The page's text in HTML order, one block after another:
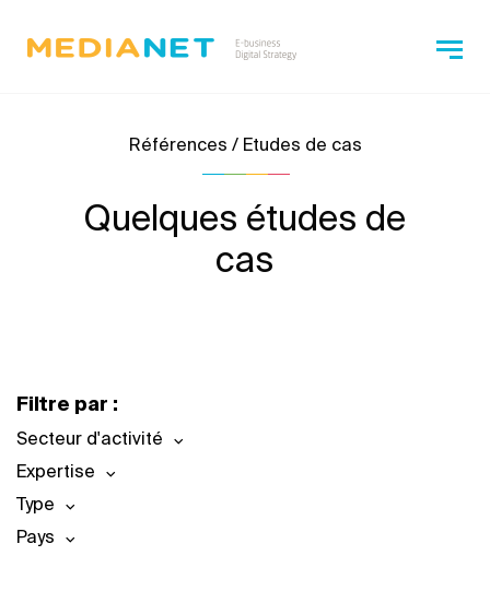
Références / Etudes de cas
Quelques études de
cas
Filtre par :
Secteur d'activité
Expertise
Type
Pays